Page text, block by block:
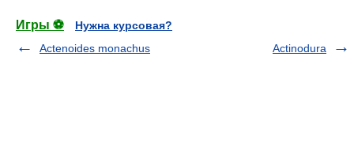
Игры ⚽
Нужна курсовая?
Actenoides monachus
Actinodura